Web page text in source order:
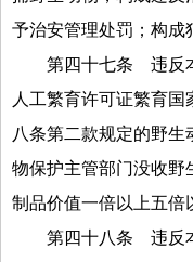
予治安管理处罚；构成
第四十七条 违反
人工繁育许可证繁育
八条第二款规定的野
物保护主管部门没收野
制品价值一倍以上五倍
第四十八条 违反